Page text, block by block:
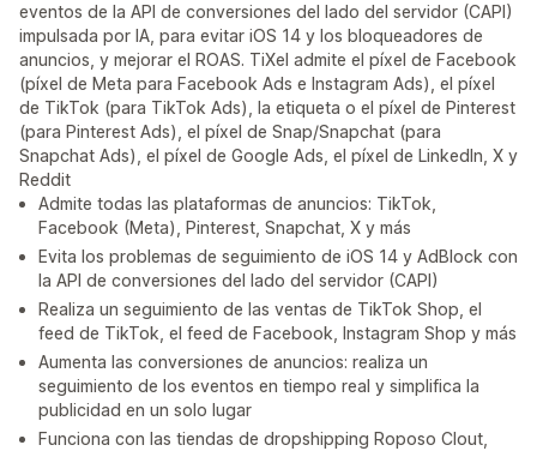
eventos de la API de conversiones del lado del servidor (CAPI)
impulsada por IA, para evitar iOS 14 y los bloqueadores de
anuncios, y mejorar el ROAS. TiXel admite el píxel de Facebook
(píxel de Meta para Facebook Ads e Instagram Ads), el píxel
de TikTok (para TikTok Ads), la etiqueta o el píxel de Pinterest
(para Pinterest Ads), el píxel de Snap/Snapchat (para
Snapchat Ads), el píxel de Google Ads, el píxel de LinkedIn, X y
Reddit
Admite todas las plataformas de anuncios: TikTok,
Facebook (Meta), Pinterest, Snapchat, X y más
Evita los problemas de seguimiento de iOS 14 y AdBlock con
la API de conversiones del lado del servidor (CAPI)
Realiza un seguimiento de las ventas de TikTok Shop, el
feed de TikTok, el feed de Facebook, Instagram Shop y más
Aumenta las conversiones de anuncios: realiza un
seguimiento de los eventos en tiempo real y simplifica la
publicidad en un solo lugar
Funciona con las tiendas de dropshipping Roposo Clout,